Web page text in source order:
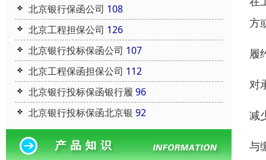
北京银行保函公司 108
北京工程担保公司 126
北京银行投标保函公司 107
北京工程保函担保公司 112
北京银行投标保函银行履 96
北京银行投标保函北京银 92
方
履
对
减
与